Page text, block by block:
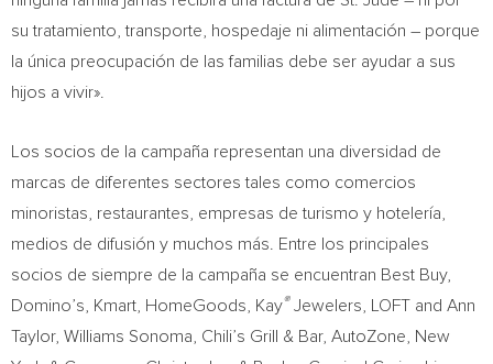
su tratamiento, transporte, hospedaje ni alimentación – porque
la única preocupación de las familias debe ser ayudar a sus
hijos a vivir».
Los socios de la campaña representan una diversidad de
marcas de diferentes sectores tales como comercios
minoristas, restaurantes, empresas de turismo y hotelería,
medios de difusión y muchos más. Entre los principales
socios de siempre de la campaña se encuentran Best Buy,
Domino’s, Kmart, HomeGoods, Kay®Jewelers, LOFT and Ann
Taylor, Williams Sonoma , Chili’s Grill & Bar, AutoZone,
New